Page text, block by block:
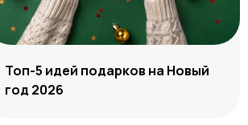
Топ-5 идей подарков на Новый
год 2026